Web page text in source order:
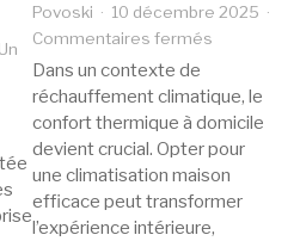
Un
Povoski
10 décembre 2025
Commentaires fermés
bon
type
de
pour
votre
Dans un contexte de
réchauffement climatique, le
confort thermique à domicile
devient crucial. Opter pour
une climatisation maison
efficace peut transformer
l’expérience intérieure,